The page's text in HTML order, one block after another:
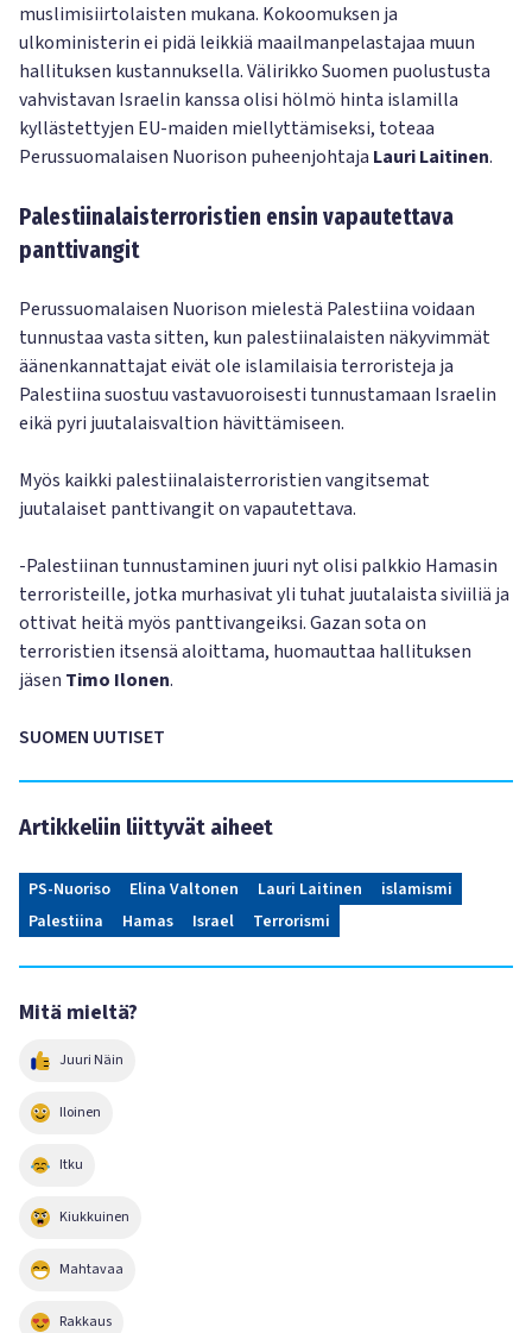
muslimisiirtolaisten mukana. Kokoomuksen ja
ulkoministerin ei pidä leikkiä maailmanpelastajaa muun
hallituksen kustannuksella. Välirikko Suomen puolustusta
vahvistavan Israelin kanssa olisi hölmö hinta islamilla
kyllästettyjen EU-maiden miellyttämiseksi, toteaa
Perussuomalaisen Nuorison puheenjohtaja Lauri Laitinen.
Palestiinalaisterroristien ensin vapautettava
panttivangit
Perussuomalaisen Nuorison mielestä Palestiina voidaan
tunnustaa vasta sitten, kun palestiinalaisten näkyvimmät
äänenkannattajat eivät ole islamilaisia terroristeja ja
Palestiina suostuu vastavuoroisesti tunnustamaan Israelin
eikä pyri juutalaisvaltion hävittämiseen.
Myös kaikki palestiinalaisterroristien vangitsemat
juutalaiset panttivangit on vapautettava.
-Palestiinan tunnustaminen juuri nyt olisi palkkio Hamasin
terroristeille, jotka murhasivat yli tuhat juutalaista siviiliä ja
ottivat heitä myös panttivangeiksi. Gazan sota on
terroristien itsensä aloittama, huomauttaa hallituksen
jäsen Timo Ilonen.
SUOMEN UUTISET
Artikkeliin liittyvät aiheet
PS-Nuoriso Elina Valtonen Lauri Laitinen
islamismi
Palestiina
Hamas Israel Terrorismi
Mitä mieltä?
Juuri Näin
Iloinen
Itku
Kiukkuinen
Mahtavaa
Rakkaus